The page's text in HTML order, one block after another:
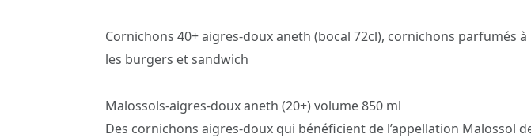
Cornichons 40+ aigres-doux aneth (bocal 72cl), cornichons parfumés
les burgers et sandwich
Malossols-aigres-doux aneth (20+) volume 850 ml
Des cornichons aigres-doux qui bénéficient de l’appellation Malossol